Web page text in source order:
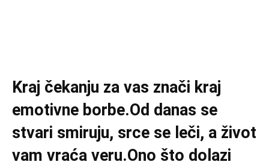
Kraj čekanju za vas znači kraj
emotivne borbe.Od danas se
stvari smiruju, srce se leči, a život
vam vraća veru.Ono što dolazi